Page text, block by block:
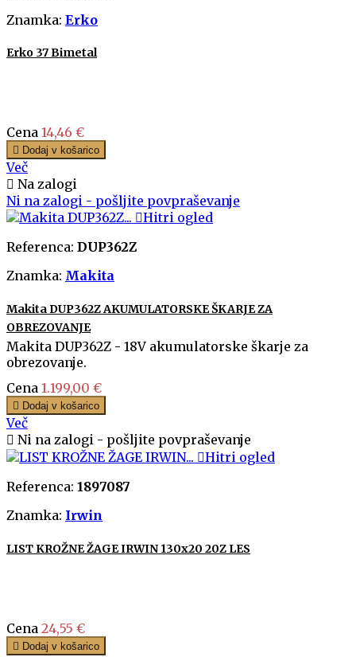
Znamka: Erko
Erko 37 Bimetal
Cena 14,46 €
 Dodaj v košarico
Več
 Na zalogi
Ni na zalogi - pošljite povpraševanje
Hitri ogled
Referenca: DUP362Z
Znamka: Makita
Makita DUP362Z AKUMULATORSKE ŠKARJE ZA
OBREZOVANJE
Makita DUP362Z - 18V akumulatorske škarje za
obrezovanje.
Cena 1.199,00 €
 Dodaj v košarico
Več
 Ni na zalogi - pošljite povpraševanje
Hitri ogled
Referenca: 1897087
Znamka: Irwin
LIST KROŽNE ŽAGE IRWIN 130x20 20Z LES
Cena 24,55 €
 Dodaj v košarico